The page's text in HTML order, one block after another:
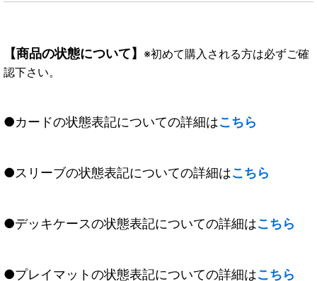
【商品の状態について】 ※初めて購入される方は必ずご確
認下さい。
●カードの状態表記についての詳細はこちら
●スリーブの状態表記についての詳細はこちら
●デッキケースの状態表記についての詳細はこちら
●プレイマットの状態表記についての詳細はこちら